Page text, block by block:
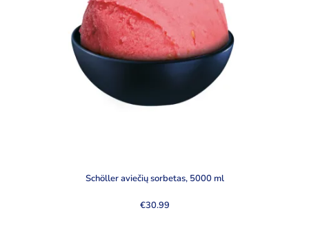
Schöller aviečių sorbetas, 5000 ml
€30.99